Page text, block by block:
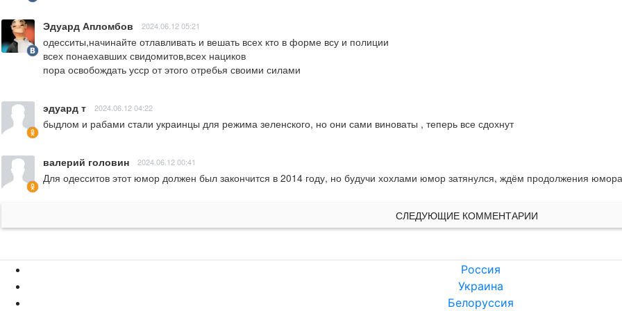
Эдуард Апломбов 2024.06.12 05:21
одесситы,начинайте отлавливать и вешать всех кто в форме всу и полиции
всех понаехавших свидомитов,всех нациков
пора освобождать усср от этого отребья своими силами
эдуард т 2024.06.12 04:22
быдлом и рабами стали украинцы для режима зеленского, но они сами виноваты , теперь все сдохнут
валерий головин 2024.06.12 00:41
Для одесситов этот юмор должен был закончится в 2014 году, но будучи хохлами юмор затянулся, ждём продолжения юмора
СЛЕДУЮЩИЕ КОММЕНТАРИИ
Россия
Украина
Белоруссия